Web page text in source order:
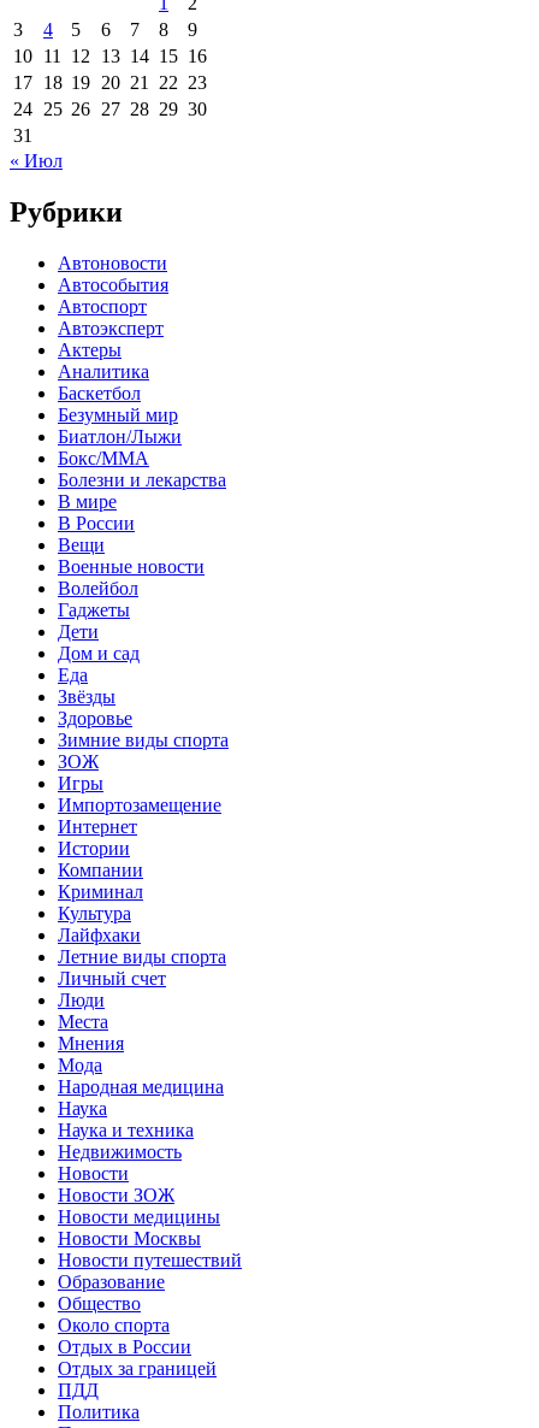
3
4 5 6 7 8
9
10 11 12 13 14 15 16
17 18 19 20 21 22 23
24 25 26 27 28 29 30
31
« Июл
Рубрики
Автоновости
Автособытия
Автоспорт
Автоэксперт
Актеры
Аналитика
Баскетбол
Безумный мир
Биатлон/Лыжи
Бокс/MMA
Болезни и лекарства
В мире
В России
Вещи
Военные новости
Волейбол
Гаджеты
Дети
Дом и сад
Еда
Звёзды
Здоровье
Зимние виды спорта
ЗОЖ
Игры
Импортозамещение
Интернет
Истории
Компании
Криминал
Культура
Лайфхаки
Летние виды спорта
Личный счет
Люди
Места
Мнения
Мода
Народная медицина
Наука
Наука и техника
Недвижимость
Новости
Новости ЗОЖ
Новости медицины
Новости Москвы
Новости путешествий
Образование
Общество
Около спорта
Отдых в России
Отдых за границей
ПДД
Политика